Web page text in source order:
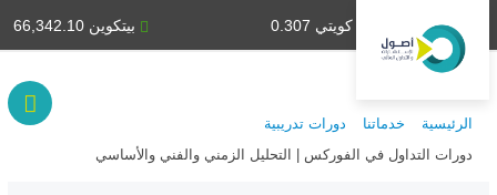
بيتكوين 66,342.10 دينار كويتي 0.307
الرئيسية خدماتنا دورات تدريبية
دورات التداول في الفوركس | التحليل الزمني والفني والأساسي